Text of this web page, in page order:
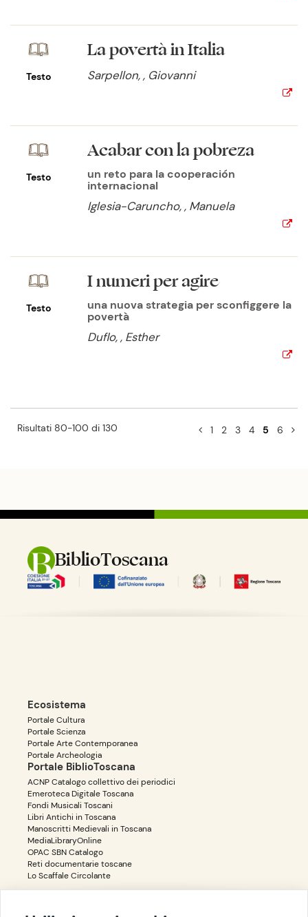
Testo
La povertà in Italia
Sarpellon, , Giovanni
Testo
Acabar con la pobreza
un reto para la cooperación
internacional
Iglesia-Caruncho, , Manuela
Testo
I numeri per agire
una nuova strategia per sconfiggere la
povertà
Duflo, , Esther
Risultati 80-100 di 130 1 2 3 4 5 6
BiblioToscana
Ecosistema
Portale Cultura
Portale Scienza
Portale Arte Contemporanea
Portale Archeologia
Portale BiblioToscana
ACNP Catalogo collettivo dei periodici
Emeroteca Digitale Toscana
Fondi Musicali Toscani
Libri Antichi in Toscana
Manoscritti Medievali in Toscana
MediaLibraryOnline
OPAC SBN Catalogo
Reti documentarie toscane
Lo Scaffale Circolante